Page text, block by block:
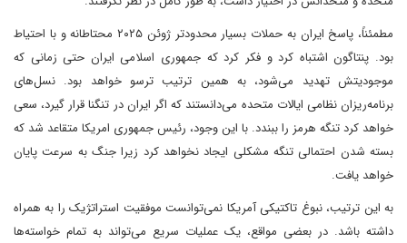
مطمئناً، پاسخ ایران به حملات بسیار محدودتر ژوئن ۲۰۲۵ محتاطانه و با احتیاط
بود. پنتاگون اشتباه کرد و فکر کرد که جمهوری اسلامی ایران حتی زمانی که
موجودیتش تهدید می‌شود، به همین ترتیب ترسو خواهد بود. نسل‌های
برنامه‌ریزان نظامی ایالات متحده می‌دانستند که اگر ایران در تنگنا قرار گیرد، سعی
خواهد کرد تنگه هرمز را ببندد. با این وجود، رئیس جمهوری امریکا متقاعد شد که
بسته شدن احتمالی تنگه مشکلی ایجاد نخواهد کرد زیرا جنگ به سرعت پایان
خواهد یافت.
به این ترتیب، نبوغ تاکتیکی آمریکا نمی‌توانست موفقیت استراتژیک را به همراه
داشته باشد. در بعضی مواقع، یک عملیات سریع می‌تواند به تمام خواسته‌ها